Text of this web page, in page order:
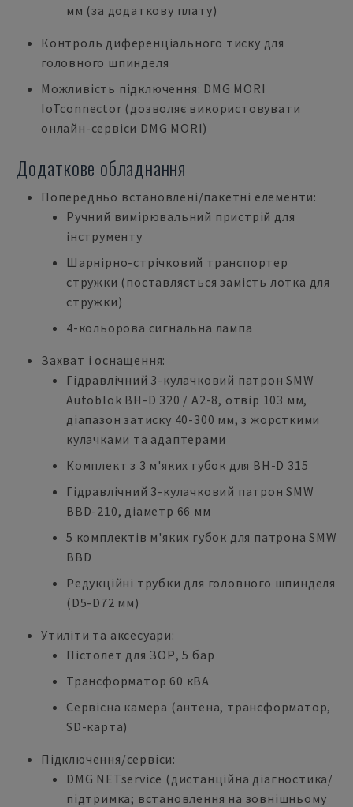
мм (за додаткову плату)
Контроль диференціального тиску для
головного шпинделя
Можливість підключення: DMG MORI
IoTconnector (дозволяє використовувати
онлайн-сервіси DMG MORI)
Додаткове обладнання
Попередньо встановлені/пакетні елементи:
Ручний вимірювальний пристрій для
інструменту
Шарнірно-стрічковий транспортер
стружки (поставляється замість лотка для
стружки)
4-кольорова сигнальна лампа
Захват і оснащення:
Гідравлічний 3-кулачковий патрон SMW
Autoblok BH-D 320 / A2-8, отвір 103 мм,
діапазон затиску 40-300 мм, з жорсткими
кулачками та адаптерами
Комплект з 3 м'яких губок для BH-D 315
Гідравлічний 3-кулачковий патрон SMW
BBD-210, діаметр 66 мм
5 комплектів м'яких губок для патрона SMW
BBD
Редукційні трубки для головного шпинделя
(D5-D72 мм)
Утиліти та аксесуари:
Пістолет для ЗОР, 5 бар
Трансформатор 60 кВА
Сервісна камера (антена, трансформатор,
SD-карта)
Підключення/сервіси:
DMG NETservice (дистанційна діагностика/
підтримка; встановлення на зовнішньому